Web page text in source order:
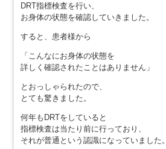
DRT指標検査を行い、
お身体の状態を確認していきました。
すると、患者様から
「こんなにお身体の状態を
詳しく確認されたことはありません」
とおっしゃられたので、
とても驚きました。
何年もDRTをしていると
指標検査は当たり前に行っており、
それが普通という認識になっていました。